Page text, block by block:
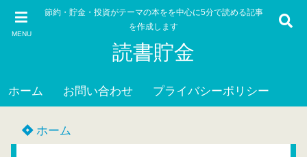
MENU
節約・貯金・投資がテーマの本をを中心に5分で読める記事
を作成します
読書貯金
ホーム お問い合わせ プライバシーポリシー
ホーム